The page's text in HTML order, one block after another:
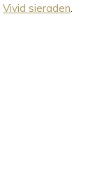
Vivid sieraden